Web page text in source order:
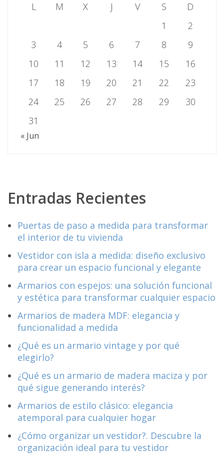
L M X J V S
D
1
2
3
4 5 6 7 8
9
10
11 12 13 14 15
16
17
18 19 20 21 22
23
24
25 26 27 28 29
30
31
« Jun
Entradas Recientes
Puertas de paso a medida para transformar
el interior de tu vivienda
Vestidor con isla a medida: diseño exclusivo
para crear un espacio funcional y elegante
Armarios con espejos: una solución funcional
y estética para transformar cualquier espacio
Armarios de madera MDF: elegancia y
funcionalidad a medida
¿Qué es un armario vintage y por qué
elegirlo?
¿Qué es un armario de madera maciza y por
qué sigue generando interés?
Armarios de estilo clásico: elegancia
atemporal para cualquier hogar
¿Cómo organizar un vestidor?. Descubre la
organización ideal para tu vestidor